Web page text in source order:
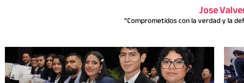
Jose
“Comprometidos con la verdad y la